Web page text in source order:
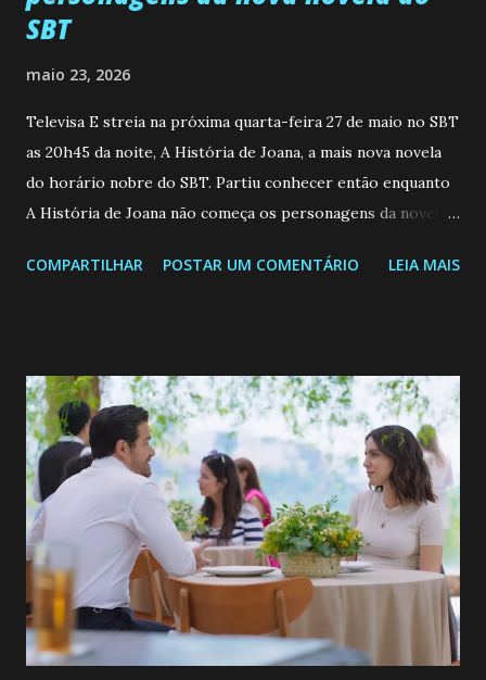
SBT
maio 23, 2026
Televisa E streia na próxima quarta-feira 27 de maio no SBT
as 20h45 da noite, A História de Joana, a mais nova novela
do horário nobre do SBT. Partiu conhecer então enquanto
A História de Joana não começa os personagens da novela?
de 25/05/26 a 31/05/26 JOANA GUADALUPE (Camila
permanecer virgem até encontrar o homem que realmente
ama, o que não é fácil, já que dedica todas as suas energias a
se aprimorar, trabalhando, estudando e se orgulhando de
ser a primeira mulher da família a ingressar na
universidade. Ela tem uma personalidade muito alegre, é
muito madura para a idade, determinada, criativa e
empática. Detesta injustiças e é uma ótima amiga. Pode ser
teimosa e muito persistente quando decide fazer algo.
Durante um exame ginecológico, ela é inseminada por eng...
COMPARTILHAR POSTAR UM COMENTÁRIO LEIA MAIS